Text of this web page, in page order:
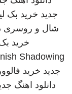
جدید خرید بک
شال و روسری
خرید
Shadowing
جدید خرید
دانلود اهنگ